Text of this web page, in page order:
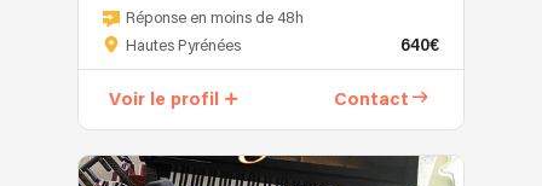
Le
pote
demande
Réponse en moins de 48h
Hautes Pyrénées
640€
Voir le profil Contact